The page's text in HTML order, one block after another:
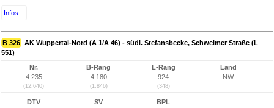
Infos...
B 326 AK Wuppertal-Nord (A 1/A 46) - südl. Stefansbecke, Schwelmer Straße (L
551)
Nr.
4.235
(12.640)
B-Rang
4.180
(1.846)
L-Rang
924
(348)
Land
NW
DTV
SV
BPL